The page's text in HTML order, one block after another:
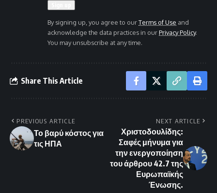
By signing up, you agree to ourTerms of Use and
acknowledge the data practices in ourPrivacy Policy.
You may unsubscribe at any time.
Share This Article
PREVIOUS ARTICLE
Το βαρύ κόστος για
τις ΗΠΑ
NEXT ARTICLE
Χριστοδουλίδης:
Σαφές μήνυμα για
την ενεργοποίηση
του άρθρου 42.7 της
Ευρωπαϊκής
Ένωσης.